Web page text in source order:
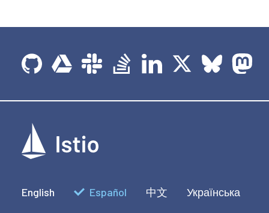
English Español 中文 Українська